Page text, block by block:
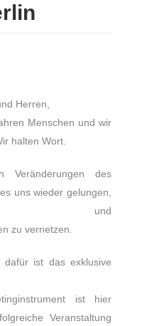
Herren,
Menschen und wir
halten Wort.
Veränderungen des
uns wieder gelungen,
und
zu vernetzen.
dafür ist das exklusive
ist hier
Veranstaltung